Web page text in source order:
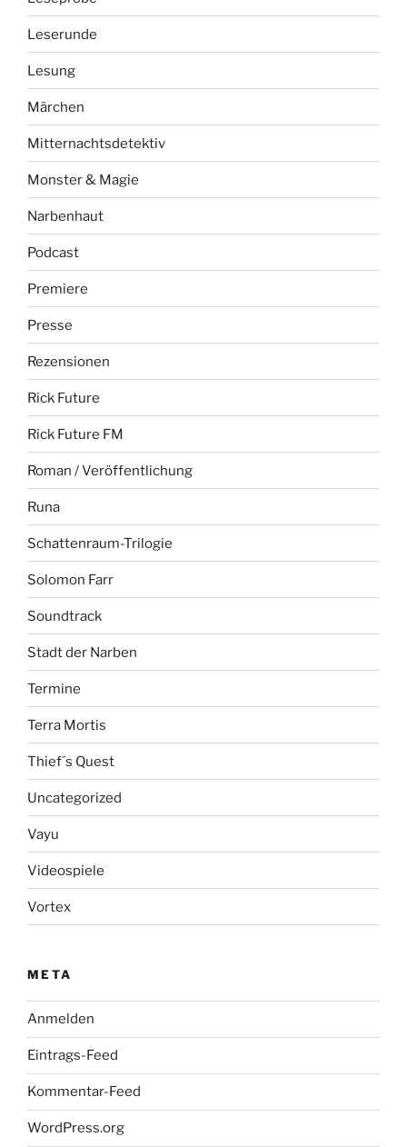
Leserunde
Lesung
Märchen
Mitternachtsdetektiv
Monster & Magie
Narbenhaut
Podcast
Premiere
Presse
Rezensionen
Rick Future
Rick Future FM
Roman / Veröffentlichung
Runa
Schattenraum-Trilogie
Solomon Farr
Soundtrack
Stadt der Narben
Termine
Terra Mortis
Thief´s Quest
Uncategorized
Vayu
Videospiele
Vortex
META
Anmelden
Eintrags-Feed
Kommentar-Feed
WordPress.org